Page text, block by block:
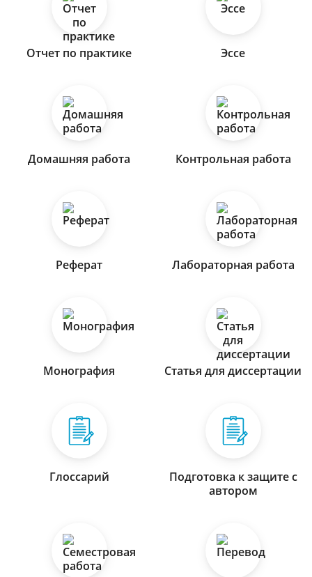
Отчет по практике Эссе
Домашняя работа Контрольная работа
Реферат Лабораторная работа
Монография Статья для диссертации
Глоссарий
Подготовка к защите с
автором